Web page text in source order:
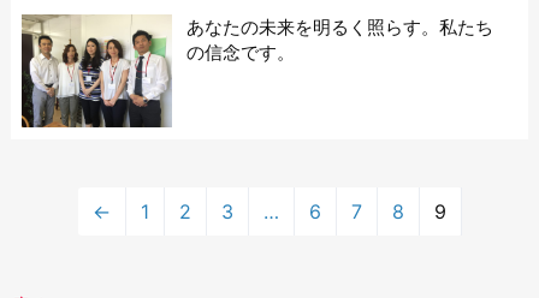
あなたの未来を明るく照らす。私たち
の信念です。
← 1 2 3 … 6 7 8 9